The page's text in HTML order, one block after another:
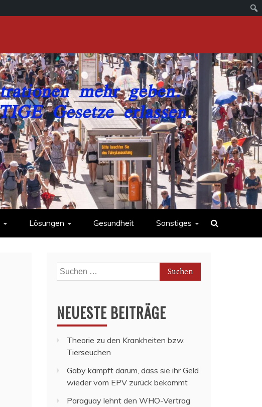
Lösungen Gesundheit Sonstiges
Suchen
nach:
NEUESTE BEITRÄGE
Theorie zu den Krankheiten bzw.
Tierseuchen
Gaby kämpft darum, dass sie ihr Geld
wieder vom EPV zurück bekommt
Paraguay lehnt den WHO-Vertrag